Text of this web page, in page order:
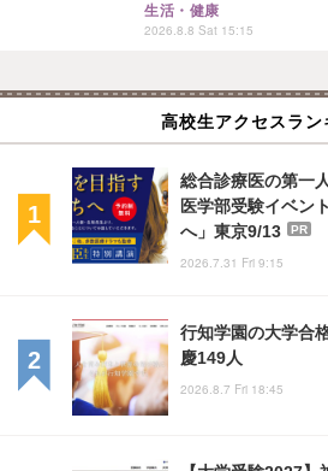
生活・健康
2026.8.8 Sat 15:15
高校生アクセスラン
総合診療医の第一
医学部受験イベン
へ」東京9/13
PR
2026.7.31 Fri 9:15
行知学園の大学合
慶149人
2026.8.7 Fri 18:45